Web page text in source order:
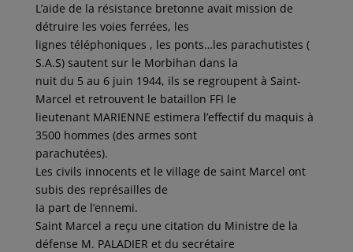
L’aide de la résistance bretonne avait mission de
détruire les voies ferrées, les
lignes téléphoniques , les ponts…les parachutistes (
S.A.S) sautent sur le Morbihan dans la
nuit du 5 au 6 juin 1944, ils se regroupent à Saint-
Marcel et retrouvent le bataillon FFI le
lieutenant MARIENNE estimera l’effectif du maquis à
3500 hommes (des armes sont
parachutées).
Les civils innocents et le village de saint Marcel ont
subis des représailles de
Ia part de l’ennemi.
Saint Marcel a reçu une citation du Ministre de la
défense M. PALADIER et du secrétaire